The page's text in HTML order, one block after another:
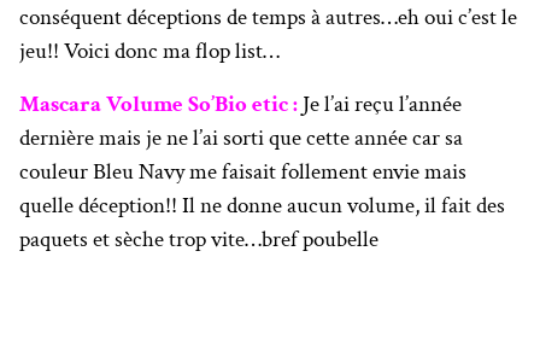
conséquent déceptions de temps à autres…eh oui c’est le
jeu!! Voici donc ma flop list…
Mascara Volume So’Bio etic : Je l’ai reçu l’année
dernière mais je ne l’ai sorti que cette année car sa
couleur Bleu Navy me faisait follement envie mais
quelle déception!! Il ne donne aucun volume, il fait des
paquets et sèche trop vite…bref poubelle